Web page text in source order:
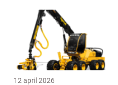
12 april 2026